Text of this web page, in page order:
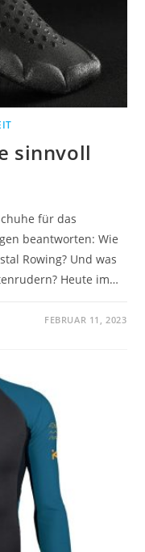
sinnvoll
für das
beantworten: Wie
Rowing? Und was
Heute im…
FEBRUAR 11, 2023